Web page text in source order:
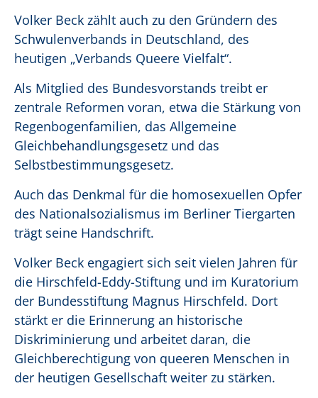
Volker Beck zählt auch zu den Gründern des
Schwulenverbands in Deutschland, des
heutigen „Verbands Queere Vielfalt“.
Als Mitglied des Bundesvorstands treibt er
zentrale Reformen voran, etwa die Stärkung von
Regenbogenfamilien, das Allgemeine
Gleichbehandlungsgesetz und das
Selbstbestimmungsgesetz.
Auch das Denkmal für die homosexuellen Opfer
des Nationalsozialismus im Berliner Tiergarten
trägt seine Handschrift.
Volker Beck engagiert sich seit vielen Jahren für
die Hirschfeld-Eddy-Stiftung und im Kuratorium
der Bundesstiftung Magnus Hirschfeld. Dort
stärkt er die Erinnerung an historische
Diskriminierung und arbeitet daran, die
Gleichberechtigung von queeren Menschen in
der heutigen Gesellschaft weiter zu stärken.